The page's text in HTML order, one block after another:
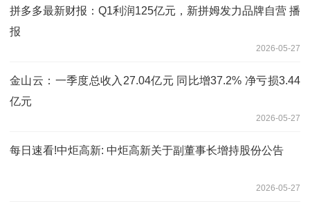
拼多多最新财报：Q1利润125亿元，新拼姆发力品牌自营 播
报
2026-05-27
金山云：一季度总收入27.04亿元 同比增37.2% 净亏损3.44
亿元
2026-05-27
每日速看!中炬高新: 中炬高新关于副董事长增持股份公告
2026-05-27